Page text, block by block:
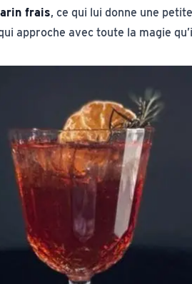
frais, ce qui lui donne une
approche avec toute la magie